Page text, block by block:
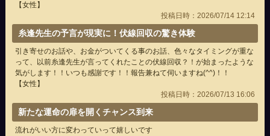
【女性】
投稿日時：2026/07/14 12:14
糸逢先生の予言が現実に！伏線回収の驚き体験
引き寄せのお話や、お金がついてくる事のお話、色々なタイミングが重な
って、以前糸逢先生が言ってくれたことの伏線回収？！が始まったような
気がします！！いつも感謝です！！報告兼ねて伺いますね(^^)！！
【女性】
投稿日時：2026/07/13 16:06
新たな運命の扉を開くチャンス到来
流れがいい方に変わっていって嬉しいです